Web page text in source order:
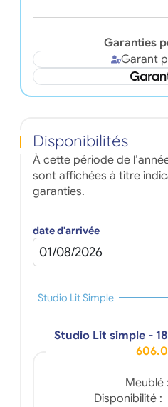
Garanties
Garant
Disponibilités
À cette période de
sont affichées à titre
garanties.
date d'arrivée
Studio Lit Simple
Studio Lit simple -
Meublé :
Disponibilité :